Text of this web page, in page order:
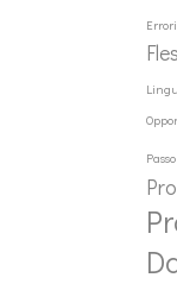
Errori
Passo